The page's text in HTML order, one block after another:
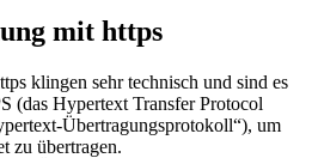
mit https
klingen sehr technisch und sind es
(das Hypertext Transfer Protocol
Übertragungsprotokoll“), um
zu übertragen.